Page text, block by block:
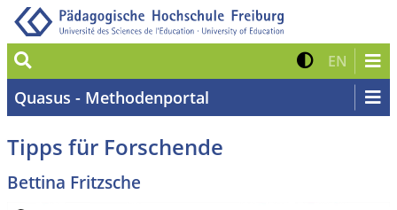
Suche Kontrast
EN Zur
Quasus - Methodenportal
Tipps für Forschende
Bettina Fritzsche